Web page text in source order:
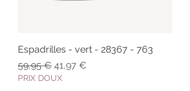
Espadrilles - vert - 28367 - 763
Prix original
59,95 € Prix promotionnel
41,97 €
PRIX DOUX